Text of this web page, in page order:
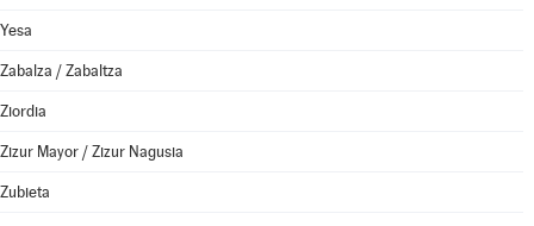
Yesa
Zabalza / Zabaltza
Ziordia
Zizur Mayor / Zizur Nagusia
Zubieta